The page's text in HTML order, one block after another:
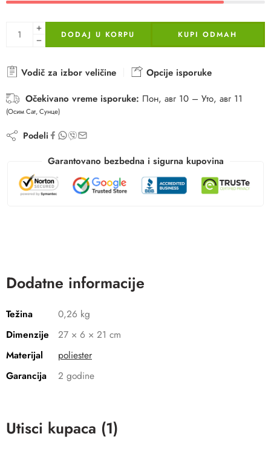
DODAJ U KORPU KUPI ODMAH
Vodič za izbor veličine
Opcije isporuke
Očekivano vreme isporuke: Пон, авг 10 – Уто, авг 11
(Осим Сат, Сунце)
Podeli
Garantovano bezbedna i sigurna kupovina
Dodatne informacije
Težina
0,26 kg
Dimenzije
27 × 6 × 21 cm
Materijal
poliester
Garancija
2 godine
Utisci kupaca (1)